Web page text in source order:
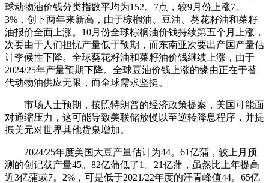
球动物油价钱分类指数平均为152。7点，较9月份上涨7。
3%，创下两年来新高，由于棕榈油、豆油、葵花籽油和菜籽
油报价全面上涨。10月份全球棕榈油价钱持续第五个月上涨，
次要由于人们担忧产量低于预期，而东南亚次要出产国产量估
计季候性下降。全球葵花籽油和菜籽油价钱继续上涨，由于
2024/25年产量预期下降。全球豆油价钱上涨的缘由正在于替
代动物油供应无限，而全球需求坚挺。
市场人士预期，按照特朗普的经济政策提案，美国可能面
对通缩压力，这可能导致美联储放慢以至逆转降息程序，并提
振美元对世界其他货泉增加。
2024/25年度美国大豆产量估计为44。61亿蒲，较上月预
测的创记载产量45。82亿蒲低了1。21亿蒲，虽然比上年提高
近3亿蒲或7。2%，可是低于2021/22年度的汗青峰值44。65亿